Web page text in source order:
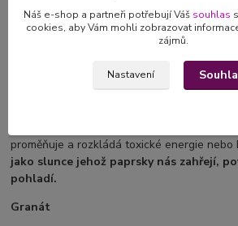
Pomáhá rozvíjet intelektuální a tvůrčí
začátcích nových projektů. Pomáhá
. Podporuje
Citrín symbolizuje pohodu, mírnost,
Pomáhá ovládat emoce. Přináší radost do
proměňuje a rozkládá toxické energie nebo
jako slunce jehož paprsky nás zahřejí,
pohladí.
Granát
Náš e-shop a partneři potřebují Váš souhlas
cookies, aby Vám mohli zobrazovat
zájmů.
Nastavení